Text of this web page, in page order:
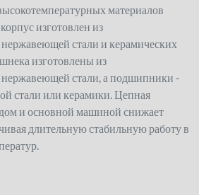
материалов
изготовлен из
стали и керамических
изготовлены из
стали, а подшипники -
стали или керамики. Цепная
и основной машиной снижает
длительную стабильную работу в